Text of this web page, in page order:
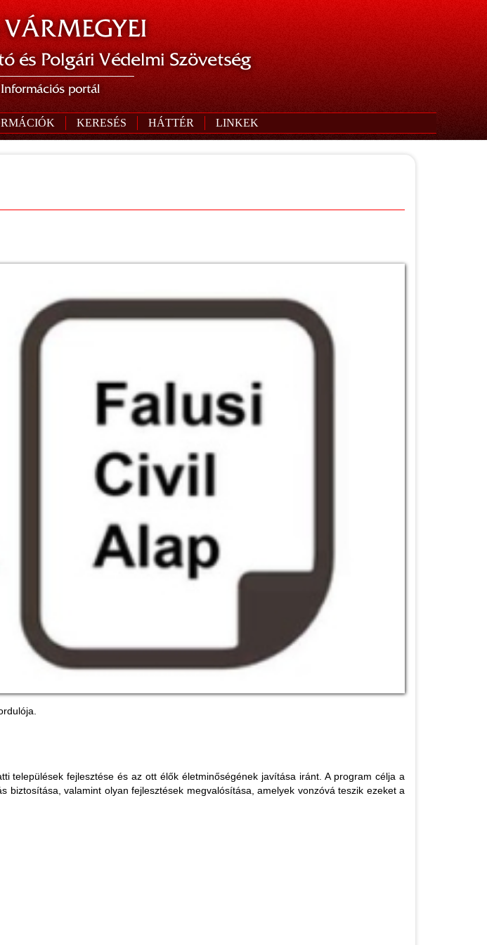
VÁRMEGYEI
és Polgári Védelmi Szövetség
Információs portál
KERESÉS HÁTTÉR LINKEK
települések fejlesztése és az ott élők életminőségének javítása iránt. A program célja a
valamint olyan fejlesztések megvalósítása, amelyek vonzóvá teszik ezeket a